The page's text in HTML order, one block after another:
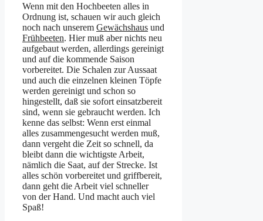
Wenn mit den Hochbeeten alles in
Ordnung ist, schauen wir auch gleich
noch nach unserem Gewächshaus und
Frühbeeten. Hier muß aber nichts neu
aufgebaut werden, allerdings gereinigt
und auf die kommende Saison
vorbereitet. Die Schalen zur Aussaat
und auch die einzelnen kleinen Töpfe
werden gereinigt und schon so
hingestellt, daß sie sofort einsatzbereit
sind, wenn sie gebraucht werden. Ich
kenne das selbst: Wenn erst einmal
alles zusammengesucht werden muß,
dann vergeht die Zeit so schnell, da
bleibt dann die wichtigste Arbeit,
nämlich die Saat, auf der Strecke. Ist
alles schön vorbereitet und griffbereit,
dann geht die Arbeit viel schneller
von der Hand. Und macht auch viel
Spaß!